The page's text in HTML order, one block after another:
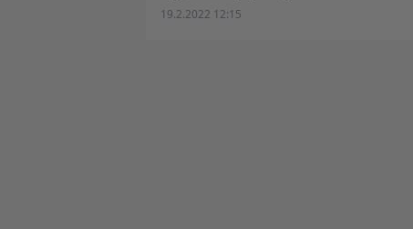
19.2.2022 12:15